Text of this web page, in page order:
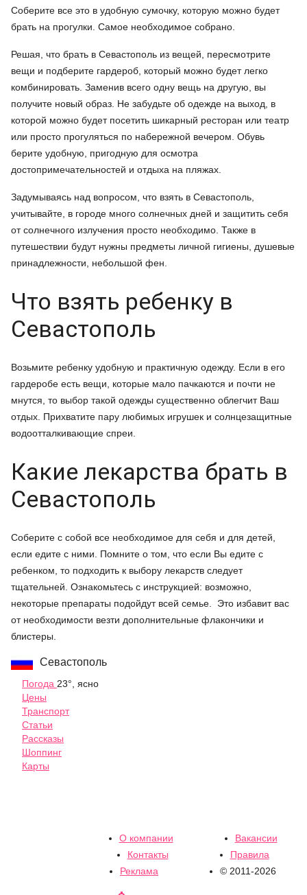
Соберите все это в удобную сумочку, которую можно будет
брать на прогулки. Самое необходимое собрано.
Решая, что брать в Севастополь из вещей, пересмотрите
вещи и подберите гардероб, который можно будет легко
комбинировать. Заменив всего одну вещь на другую, вы
получите новый образ. Не забудьте об одежде на выход, в
которой можно будет посетить шикарный ресторан или театр
или просто прогуляться по набережной вечером. Обувь
берите удобную, пригодную для осмотра
достопримечательностей и отдыха на пляжах.
Задумываясь над вопросом, что взять в Севастополь,
учитывайте, в городе много солнечных дней и защитить себя
от солнечного излучения просто необходимо. Также в
путешествии будут нужны предметы личной гигиены, душевые
принадлежности, небольшой фен.
Что взять ребенку в
Севастополь
Возьмите ребенку удобную и практичную одежду. Если в его
гардеробе есть вещи, которые мало пачкаются и почти не
мнутся, то выбор такой одежды существенно облегчит Ваш
отдых. Прихватите пару любимых игрушек и солнцезащитные
водоотталкивающие спреи.
Какие лекарства брать в
Севастополь
Соберите с собой все необходимое для себя и для детей,
если едите с ними. Помните о том, что если Вы едите с
ребенком, то подходить к выбору лекарств следует
тщательней. Ознакомьтесь с инструкцией: возможно,
некоторые препараты подойдут всей семье. Это избавит вас
от необходимости везти дополнительные флакончики и
блистеры.
Севастополь
Погода 23°, ясно
Цены
Транспорт
Статьи
Рассказы
Шоппинг
Карты
О компании
Вакансии
Контакты
Правила
Реклама
© 2011-2026